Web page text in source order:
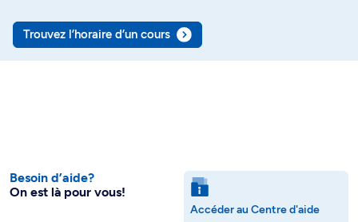
Trouvez l’horaire d’un cours
Besoin d’aide?
On est là pour vous!
Accéder au Centre d'aide